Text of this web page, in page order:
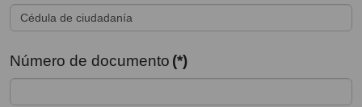
Número de documento (*)